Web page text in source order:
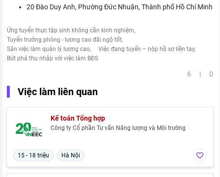
20 Đào Duy Anh, Phường Đức Nhuận, Thành phố Hồ Chí Minh
Ứng tuyển thực tập sinh không cần kinh nghiệm
Tuyển trưởng phòng - lương cao đãi ngộ tốt
Săn việc làm quản lý lương cao
Việc đang tuyển – nộp hồ sơ liền tay
Bứt phá thu nhập với việc làm BĐS
6 | 0
Việc làm liên quan
Kế toán Tổng hợp
Công ty Cổ phần Tư vấn Năng lượng và Môi trường
15 - 18 triệu Hà Nội